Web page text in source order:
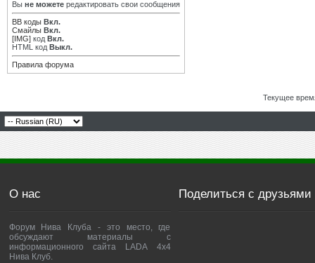
Вы не можете редактировать свои сообщения
BB коды Вкл.
Смайлы Вкл.
[IMG] код Вкл.
HTML код Выкл.
Правила форума
Текущее
О нас
Форум Нива Клуба - это место, где
обсуждают материалы с
информационного сайта LADA 4x4
Нива Клуб.
Поделиться с друзьями